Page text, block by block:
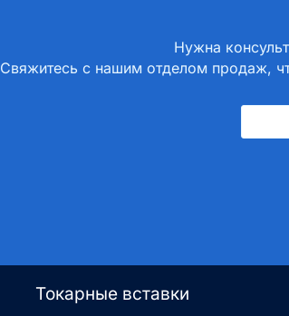
Нужна
Свяжитесь с нашим отделом продаж,
Токарные вставки